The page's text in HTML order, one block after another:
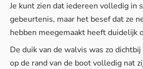
Je kunt zien dat iedereen volledig in
gebeurtenis, maar het besef dat ze
hebben meegemaakt heeft duidelijk
De duik van de walvis was zo
op de rand van de boot volledig nat